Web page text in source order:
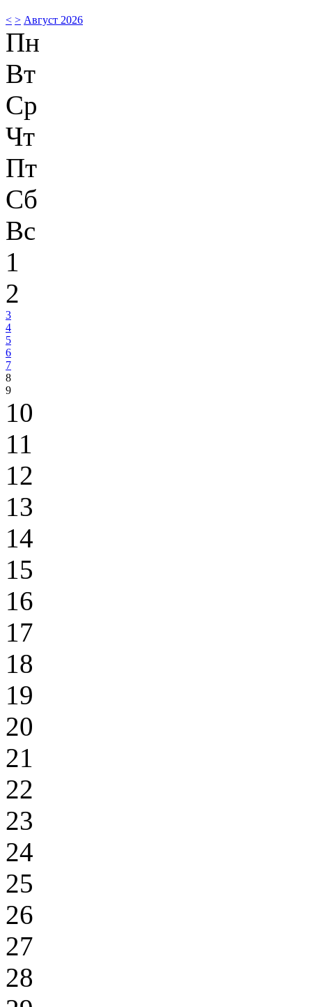
< > Август 2026
Пн
Вт
Ср
Чт
Пт
Сб
Вс
1
2
3
4
5
6
7
8
9
10
11
12
13
14
15
16
17
18
19
20
21
22
23
24
25
26
27
28